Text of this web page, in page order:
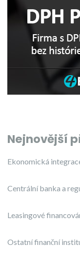
Nejnovější
Ekonomická
Centrální banka a
Leasingové
Ostatní finanční